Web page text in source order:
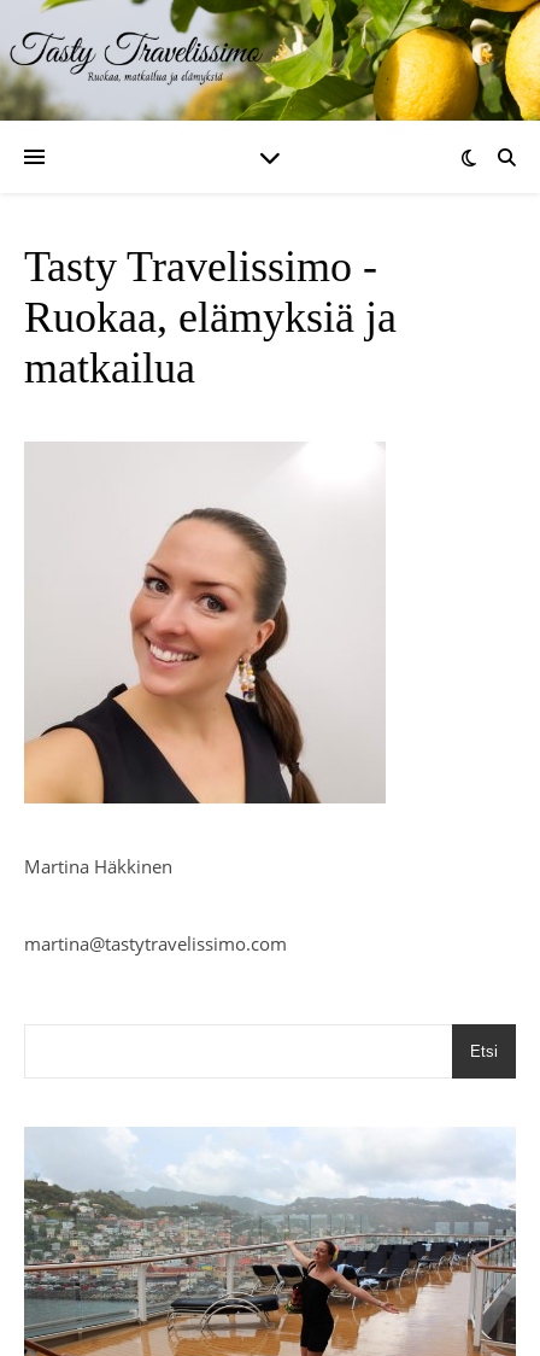
Tasty Travelissimo -
Ruokaa, elämyksiä ja
matkailua
Martina Häkkinen
martina@tastytravelissimo.com
Etsi